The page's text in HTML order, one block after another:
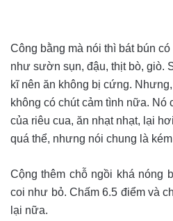
Công bằng mà nói thì bát bún
như sườn sụn, đậu, thịt bò, giò.
kĩ nên ăn không bị cứng.
không có chút cảm tình nữa.
của riêu cua, ăn nhạt nhạt, lại
quá thể, nhưng nói chung là
Cộng thêm chỗ ngồi khá nóng
coi như bỏ. Chấm 6.5 điểm và
lại nữa.